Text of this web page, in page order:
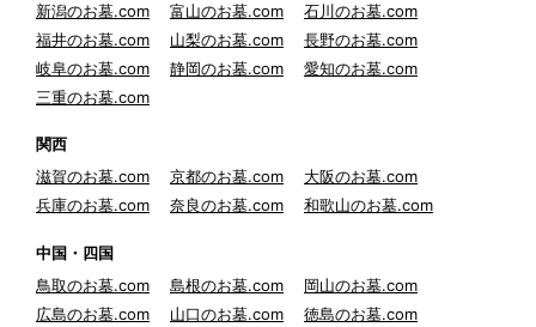
新潟のお墓.com
富山のお墓.com
石川のお墓.com
福井のお墓.com
山梨のお墓.com
長野のお墓.com
岐阜のお墓.com
静岡のお墓.com
愛知のお墓.com
三重のお墓.com
関西
滋賀のお墓.com
京都のお墓.com
大阪のお墓.com
兵庫のお墓.com
奈良のお墓.com 和歌山のお墓.com
中国・四国
鳥取のお墓.com
島根のお墓.com
岡山のお墓.com
広島のお墓.com
山口のお墓.com
徳島のお墓.com